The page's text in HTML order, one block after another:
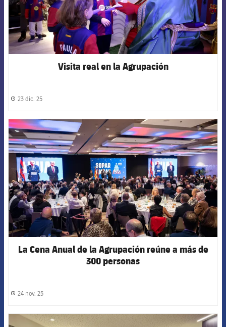
Visita real en la Agrupación
label.share.clock
23 dic. 25
FCB Barcelona badge
La Cena Anual de la Agrupación reúne a más de
300 personas
label.share.clock
24 nov. 25
FCB Barcelona badge